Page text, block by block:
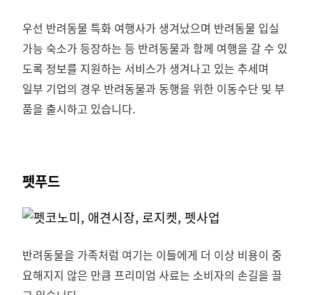
우선 반려동물 특화 여행사가 생겨났으며 반려동물 입실
가능 숙소가 등장하는 등 반려동물과 함께 여행을 갈 수 있
도록 정보를 지원하는 서비스가 생겨나고 있는 추세며
일부 기업의 경우 반려동물과 동행을 위한 이동수단 및 부
품을 출시하고 있습니다.
펫푸드
반려동물을 가족처럼 여기는 이들에게 더 이상 비용이 중
요해지지 않은 만큼 프리미엄 사료는 소비자의 손길을 끌